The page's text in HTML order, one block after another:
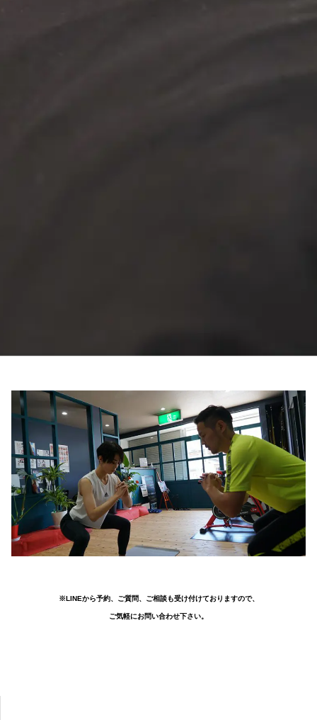
※LINEから予約、ご質問、ご相談も受け付けておりますので、
ご気軽にお問い合わせ下さい。